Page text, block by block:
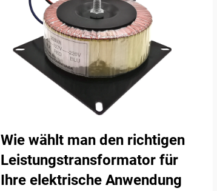
Wie wählt man den richtigen
Leistungstransformator für
Ihre elektrische Anwendung